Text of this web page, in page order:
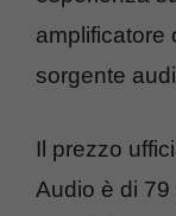
amplificatore
sorgente
Il prezzo
Audio è di